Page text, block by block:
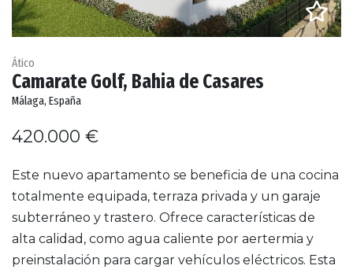
Ático
Camarate Golf, Bahia de Casares
Málaga, España
420.000 €
Este nuevo apartamento se beneficia de una cocina
totalmente equipada, terraza privada y un garaje
subterráneo y trastero. Ofrece características de
alta calidad, como agua caliente por aertermia y
preinstalación para cargar vehículos eléctricos. Esta